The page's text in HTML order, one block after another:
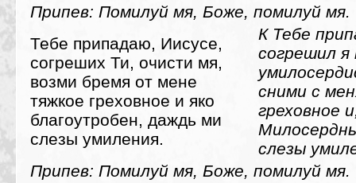
Припев: Помилуй мя, Боже, помилуй мя.
Тебе припадаю, Иисусе,
согреших Ти, очисти мя,
возми бремя от мене
тяжкое греховное и яко
благоутробен, даждь ми
слезы умиления.
К Тебе
согрешил я
сними с
греховное
слезы
Припев: Помилуй мя, Боже, помилуй мя.